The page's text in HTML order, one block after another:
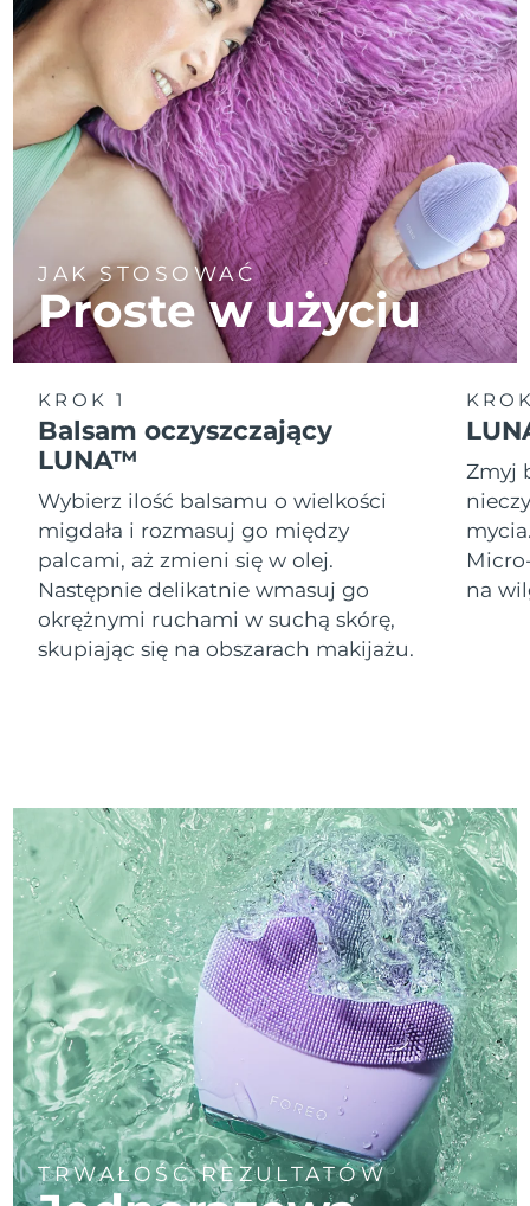
JAK STOSOWAĆ
Proste w użyciu
KROK 1
Balsam oczyszczający
LUNA™
Wybierz ilość balsamu o wielkości
migdała i rozmasuj go między
palcami, aż zmieni się w olej.
Następnie delikatnie wmasuj go
okrężnymi ruchami w suchą skórę,
skupiając się na obszarach makijażu.
Zmyj
na
TRWAŁOŚĆ REZULTATÓW